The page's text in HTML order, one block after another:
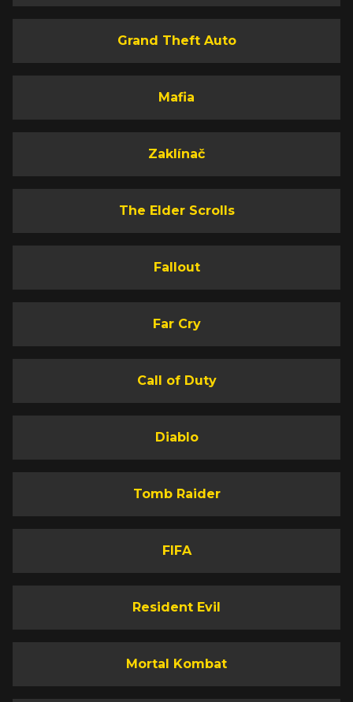
Grand Theft Auto
Mafia
Zaklínač
The Elder Scrolls
Fallout
Far Cry
Call of Duty
Diablo
Tomb Raider
FIFA
Resident Evil
Mortal Kombat